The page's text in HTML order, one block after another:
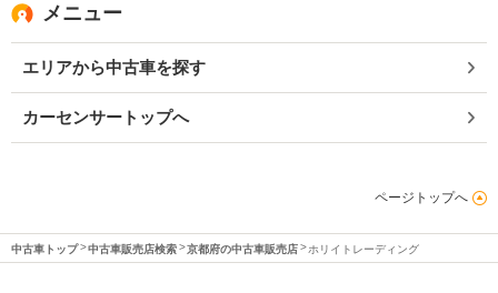
メニュー
エリアから中古車を探す
カーセンサートップへ
ページトップへ
中古車トップ 中古車販売店検索 京都府の中古車販売店 ホリイトレーディング